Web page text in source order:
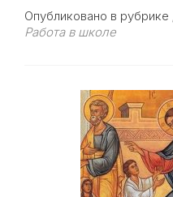
about
Покровские
Опубликовано в рубрике
Работа в школе